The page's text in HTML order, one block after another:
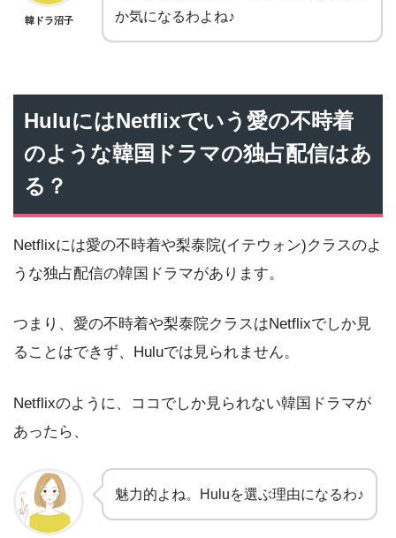
韓ドラ沼子
か気になるわよね♪
HuluにはNetflixでいう愛の不時着
のような韓国ドラマの独占配信はあ
る？
Netflixには愛の不時着や梨泰院(イテウォン)クラスのよ
うな独占配信の韓国ドラマがあります。
つまり、愛の不時着や梨泰院クラスはNetflixでしか見
ることはできず、Huluでは見られません。
Netflixのように、ココでしか見られない韓国ドラマが
あったら、
魅力的よね。Huluを選ぶ理由になるわ♪